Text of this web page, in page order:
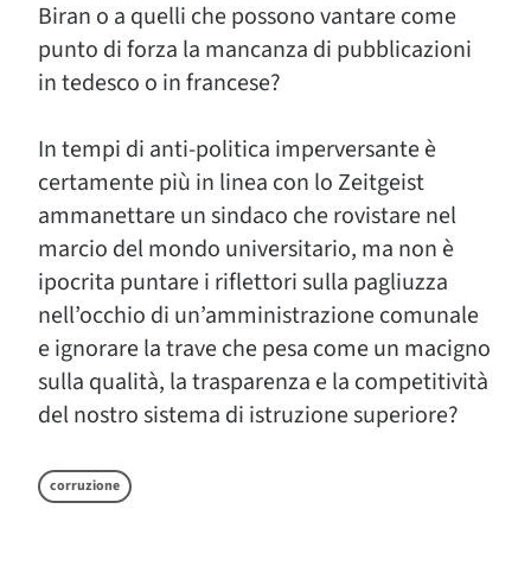
Biran o a quelli che possono vantare come
punto di forza la mancanza di pubblicazioni
in tedesco o in francese?
In tempi di anti-politica imperversante è
certamente più in linea con lo Zeitgeist
ammanettare un sindaco che rovistare nel
marcio del mondo universitario, ma non è
ipocrita puntare i riflettori sulla pagliuzza
nell’occhio di un’amministrazione comunale
e ignorare la trave che pesa come un macigno
sulla qualità, la trasparenza e la competitività
del nostro sistema di istruzione superiore?
corruzione